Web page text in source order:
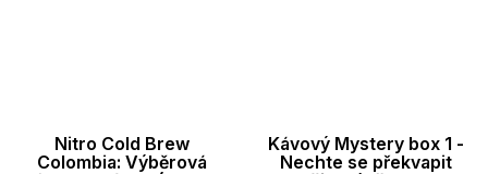
Nitro Cold Brew
Colombia: Výběrová
Kávový Mystery box 1 -
Nechte se překvapit